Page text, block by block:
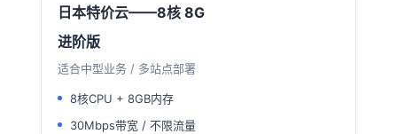
日本特价云——8核 8G
进阶版
适合中型业务 / 多站点部署
8核CPU + 8GB内存
30Mbps带宽 / 不限流量